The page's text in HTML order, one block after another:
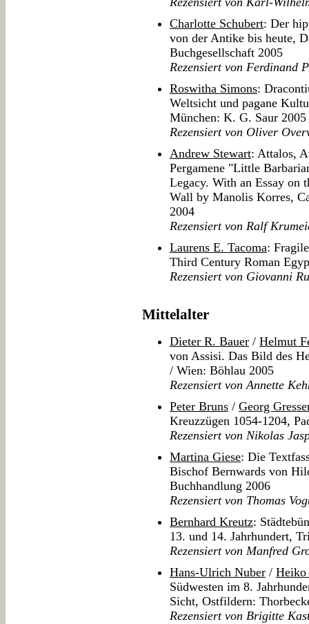
Charlotte Schubert: Der
von der Antike bis heute,
Buchgesellschaft 2005
Rezensiert von Ferdinand
Roswitha Simons:
Weltsicht und pagane
München: K. G. Saur 2005
Rezensiert von Oliver
Andrew Stewart: Attalos,
Pergamene "Little
Legacy. With an Essay on
Wall by Manolis Korres,
2004
Rezensiert von Ralf
Laurens E. Tacoma:
Third Century Roman
Rezensiert von Giovanni
Mittelalter
Dieter R. Bauer / Helmut
von Assisi. Das Bild des
/ Wien: Böhlau 2005
Rezensiert von Annette
Peter Bruns / Georg
Kreuzzügen 1054-1204,
Rezensiert von Nikolas
Martina Giese: Die
Bischof Bernwards von
Buchhandlung 2006
Rezensiert von Thomas
Bernhard Kreutz:
13. und 14. Jahrhundert,
Rezensiert von Manfred
Hans-Ulrich Nuber / Heiko
Südwesten im 8.
Sicht, Ostfildern:
Rezensiert von Brigitte